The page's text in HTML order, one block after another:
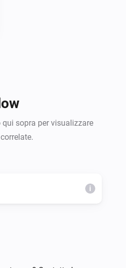
sopra per visualizzare
i